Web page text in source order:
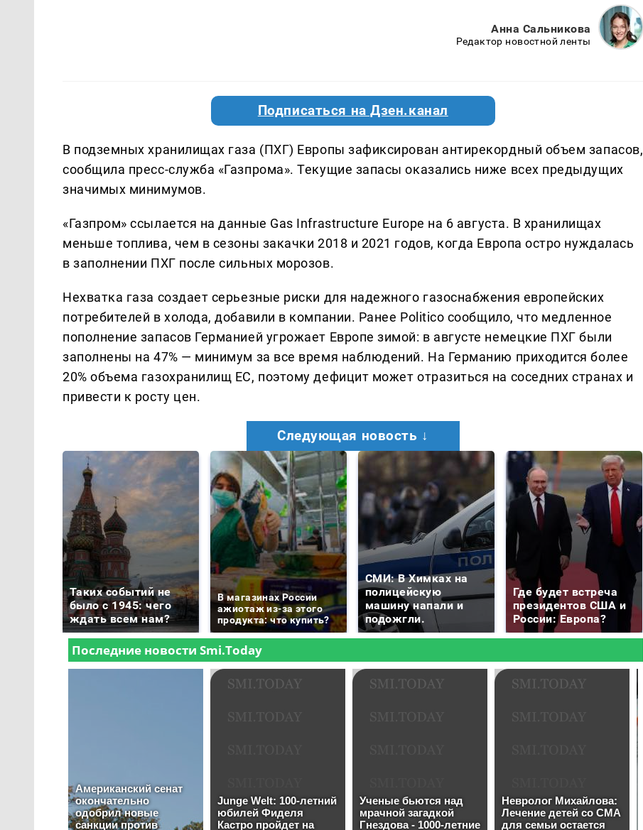
Анна Сальникова
Редактор новостной ленты
Подписаться на Дзен.канал
В подземных хранилищах газа (ПХГ) Европы зафиксирован антирекордный объем запасов,
сообщила пресс-служба «Газпрома». Текущие запасы оказались ниже всех предыдущих
значимых минимумов.
«Газпром» ссылается на данные Gas Infrastructure Europe на 6 августа. В хранилищах
меньше топлива, чем в сезоны закачки 2018 и 2021 годов, когда Европа остро нуждалась
в заполнении ПХГ после сильных морозов.
Нехватка газа создает серьезные риски для надежного газоснабжения европейских
потребителей в холода, добавили в компании. Ранее Politico сообщило, что медленное
пополнение запасов Германией угрожает Европе зимой: в августе немецкие ПХГ были
заполнены на 47% — минимум за все время наблюдений. На Германию приходится более
20% объема газохранилищ ЕС, поэтому дефицит может отразиться на соседних странах и
привести к росту цен.
Следующая новость ↓
Таких событий не
было с 1945: чего
ждать всем нам?
В магазинах России
ажиотаж из-за этого
продукта: что купить?
СМИ: В Химках на
полицейскую
машину напали и
подожгли.
Где будет встреча
президентов США и
России: Европа?